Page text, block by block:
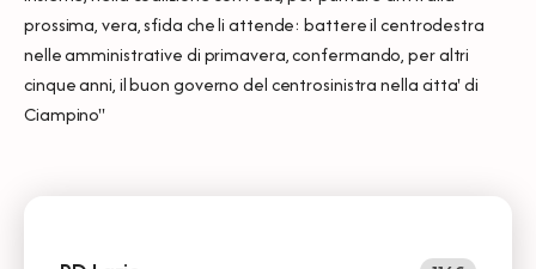
prossima, vera, sfida che li attende: battere il centrodestra
nelle amministrative di primavera, confermando, per altri
cinque anni, il buon governo del centrosinistra nella citta' di
Ciampino"